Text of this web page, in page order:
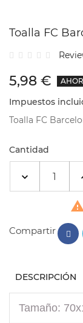
Toalla FC
5,98 €
Impuestos
Toalla FC
Cantidad

Compartir
DESCRIPCIÓN
Tamaño: